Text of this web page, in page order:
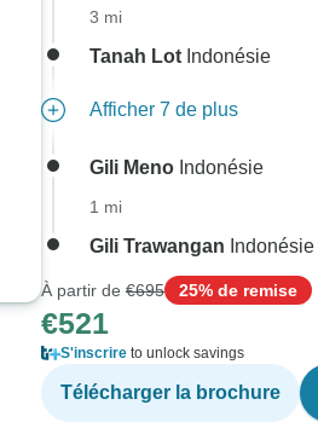
3 mi
Tanah Lot Indonésie
Afficher 7 de plus
Gili Meno Indonésie
1 mi
Gili Trawangan Indonésie
À partir de €695 25% de remise
€521
S'inscrire to unlock savings
Télécharger la brochure